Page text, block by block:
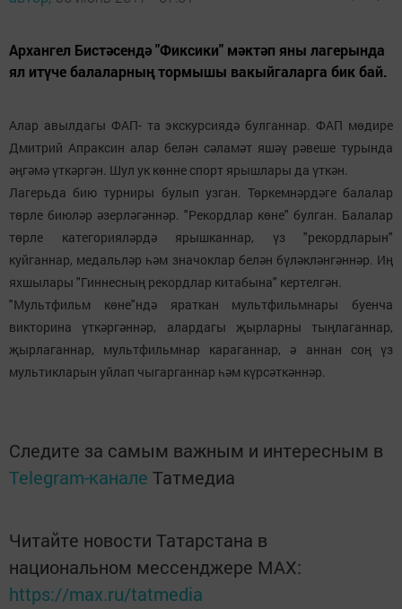
Архангел Бистәсендә "Фиксики" мәктәп яны лагерында
ял итүче балаларның тормышы вакыйгаларга бик бай.
Алар авылдагы ФАП- та экскурсиядә булганнар. ФАП мөдире
Дмитрий Апраксин алар белән сәламәт яшәү рәвеше турында
әңгәмә үткәргән. Шул ук көнне спорт ярышлары да үткән.
Лагерьда бию турниры булып узган. Төркемнәрдәге балалар
төрле биюләр әзерләгәннәр. "Рекордлар көне" булган. Балалар
төрле категорияләрдә ярышканнар, үз "рекордларын"
куйганнар, медальләр һәм значоклар белән бүләкләнгәннәр. Иң
яхшылары "Гиннесның рекордлар китабына" кертелгән.
"Мультфильм көне"ндә яраткан мультфильмнары буенча
викторина үткәргәннәр, алардагы җырларны тыңлаганнар,
җырлаганнар, мультфильмнар караганнар, ә аннан соң үз
мультикларын уйлап чыгарганнар һәм күрсәткәннәр.
Следите за самым важным и интересным в
Telegram-канале Татмедиа
Читайте новости Татарстана в
национальном мессенджере MАХ:
https://max.ru/tatmedia